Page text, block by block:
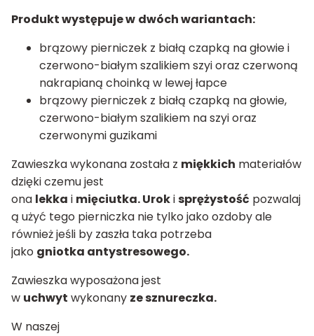
Produkt występuje w dwóch wariantach:
brązowy pierniczek z białą czapką na głowie i
czerwono-białym szalikiem szyi oraz czerwoną
nakrapianą choinką w lewej łapce
brązowy pierniczek z białą czapką na głowie,
czerwono-białym szalikiem na szyi oraz
czerwonymi guzikami
Zawieszka wykonana została z miękkich materiałów
dzięki czemu jest
ona lekka i mięciutka. Urokisprężystość pozwalaj
ą użyć tego pierniczka nie tylko jako ozdoby ale
również jeśli by zaszła taka potrzeba
jako gniotka antystresowego.
Zawieszka wyposażona jest
w uchwyt wykonany ze sznureczka.
W naszej